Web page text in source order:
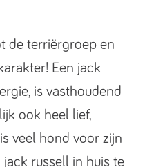
de terriërgroep en
Een jack
is vasthoudend
ook heel lief,
veel hond voor zijn
russell in huis te